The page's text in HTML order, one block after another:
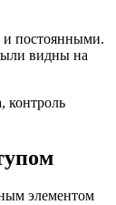
и постоянными.
видны на
контроль
элементом